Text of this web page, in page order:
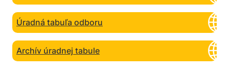
Úradná tabuľa odboru
Archív úradnej tabule